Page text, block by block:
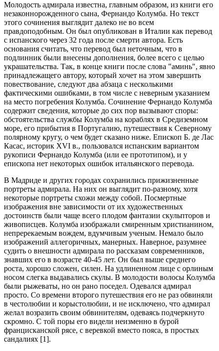
Молодость адмирала известна, главным образом, из книги его
незаконнорожденного сына, Фернандо Колумба. Но текст
этого сочинения выглядит далеко не во всем
правдоподобным. Он был опубликован в Италии как перевод
с испанского через 32 года после смерти автора. Есть
основания считать, что перевод был неточным, что в
подлинник были внесены дополнения, более всего с целью
украшательства. Так, в конце книги после слова "аминь", явно
принадлежащего автору, который хочет на этом завершить
повествование, следуют два абзаца с несколькими
фактическими ошибками, в том числе с неверным указанием
на место погребения Колумба. Сочинение Фернандо Колумба
содержит сведения, которые до сих пор вызывают споры:
обстоятельства службы Колумба на кораблях в Средиземном
море, его прибытия в Португалию, путешествия к Северному
полярному кругу, о чем будет сказано ниже. Епископ Б. де Лас
Касас, историк XVI в., пользовался испанским вариантом
рукописи Фернандо Колумба (или ее прототипом), и у
епископа нет некоторых ошибок итальянского перевода.
В Мадриде и других городах сохранились прижизненные
портреты адмирала. На них он выглядит по-разному, хотя
некоторые портреты схожи между собой. Посмертные
изображения вне зависимости от их художественных
достоинств были чаще всего плодом фантазии скульпторов и
живописцев. Колумба изображали смиренным христианином,
непререкаемым вождем, вдумчивым ученым. Немало было
изображений аллегоричных, манерных. Наверное, разумнее
судить о внешности адмирала по рассказам современников,
знавших его в возрасте 40-45 лет. Он был выше среднего
роста, хорошо сложен, силен. На удлиненном лице с орлиным
носом слегка выдавались скулы. В молодости волосы Колумба
были рыжеваты, но он рано поседел. Одевался адмирал
просто. Со времени второго путешествия его не раз обвиняли
в честолюбии и корыстолюбии, и не исключено, что адмирал
желал возразить своим обвинителям, одеваясь подчеркнуто
скромно. С той поры его видели неизменно в бурой
францисканской рясе, с веревкой вместо пояса, в простых
сандалиях [1].